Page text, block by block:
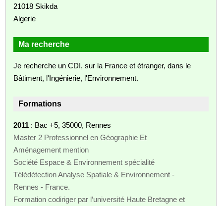
21018 Skikda
Algerie
Ma recherche
Je recherche un CDI, sur la France et étranger, dans le
Bâtiment, l'Ingénierie, l'Environnement.
Formations
2011 : Bac +5, 35000, Rennes
Master 2 Professionnel en Géographie Et
Aménagement mention
Société Espace & Environnement spécialité
Télédétection Analyse Spatiale & Environnement -
Rennes - France.
Formation codiriger par l’université Haute Bretagne et